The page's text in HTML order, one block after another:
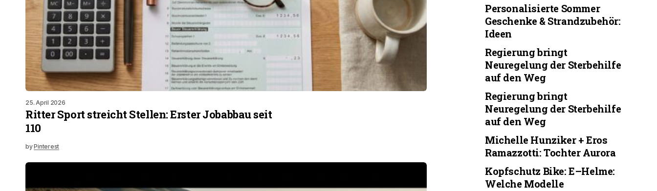
25. April 2026
Ritter Sport streicht Stellen: Erster Jobabbau seit
110
byPinterest
Personalisierte Sommer
Geschenke & Strandzubehör:
Ideen
Regierung bringt
Neuregelung der Sterbehilfe
auf den Weg
Regierung bringt
Neuregelung der Sterbehilfe
auf den Weg
Michelle Hunziker + Eros
Ramazzotti: Tochter Aurora
Kopfschutz Bike: E–Helme:
Welche Modelle